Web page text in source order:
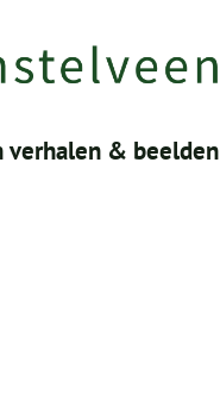
& beelden